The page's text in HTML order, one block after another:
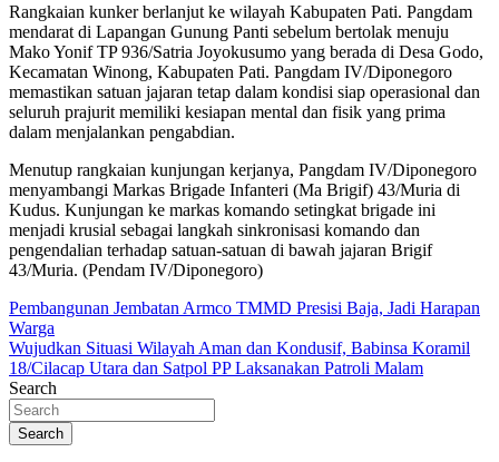
Rangkaian kunker berlanjut ke wilayah Kabupaten Pati. Pangdam
mendarat di Lapangan Gunung Panti sebelum bertolak menuju
Mako Yonif TP 936/Satria Joyokusumo yang berada di Desa Godo,
Kecamatan Winong, Kabupaten Pati. Pangdam IV/Diponegoro
memastikan satuan jajaran tetap dalam kondisi siap operasional dan
seluruh prajurit memiliki kesiapan mental dan fisik yang prima
dalam menjalankan pengabdian.
Menutup rangkaian kunjungan kerjanya, Pangdam IV/Diponegoro
menyambangi Markas Brigade Infanteri (Ma Brigif) 43/Muria di
Kudus. Kunjungan ke markas komando setingkat brigade ini
menjadi krusial sebagai langkah sinkronisasi komando dan
pengendalian terhadap satuan-satuan di bawah jajaran Brigif
43/Muria. (Pendam IV/Diponegoro)
Navigasi
pos
Pembangunan Jembatan Armco TMMD Presisi Baja, Jadi Harapan
Warga
Wujudkan Situasi Wilayah Aman dan Kondusif, Babinsa Koramil
18/Cilacap Utara dan Satpol PP Laksanakan Patroli Malam
Search
Search